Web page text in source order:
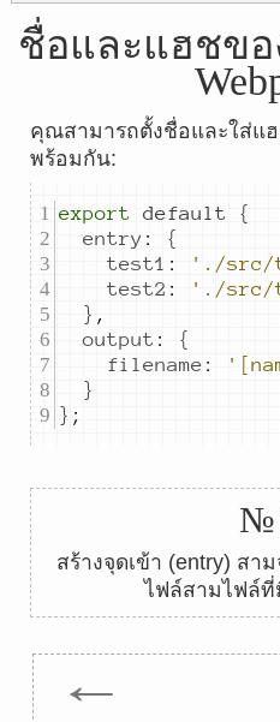
ชื่อและแฮชข
คุณสามารถตั้งชื่อและใส่แ
พร้อมกัน:
export default
{
entry :
{
test1 : './src/
test2 :
'./src/
} ,
output :
{
filename :
}
} ;
สร้างจุดเข้า (entry) สา
ไฟล์สามไฟล์
←